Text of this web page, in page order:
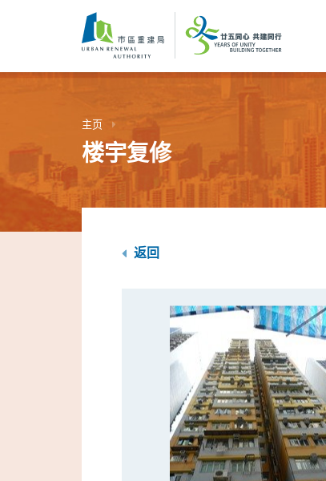
内
主页
楼宇复修
返回